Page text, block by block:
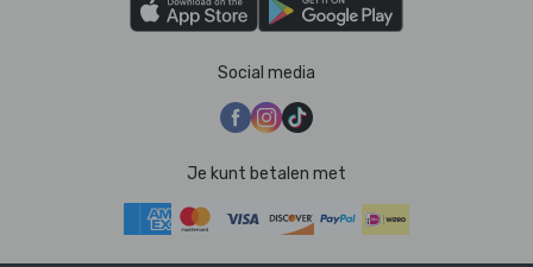
Social media
Je kunt betalen met